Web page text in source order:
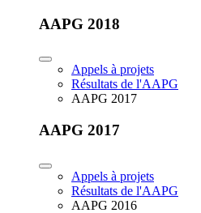
AAPG 2018
Appels à projets
Résultats de l'AAPG
AAPG 2017
AAPG 2017
Appels à projets
Résultats de l'AAPG
AAPG 2016